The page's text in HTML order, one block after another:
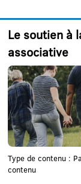
Le soutien à
associative
Type de contenu :
contenu